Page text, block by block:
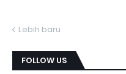
Lebih baru
FOLLOW US